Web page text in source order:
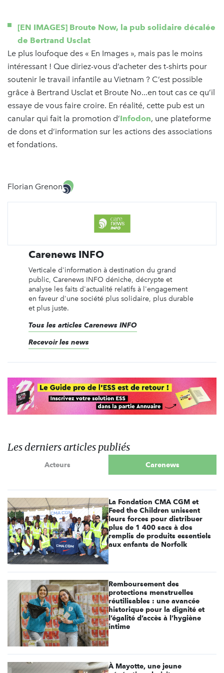
[EN IMAGES] Broute Now, la pub solidaire décalée
de Bertrand Usclat
Le plus loufoque des « En Images », mais pas le moins
intéressant ! Que diriez-vous d’acheter des t-shirts pour
soutenir le travail infantile au Vietnam ? C’est possible
grâce à Bertrand Usclat et Broute No...en tout cas ce qu’il
essaye de vous faire croire. En réalité, cette pub est un
canular qui fait la promotion d’Infodon, une plateforme
de dons et d’information sur les actions des associations
et fondations.
Florian Grenon
Carenews INFO
Verticale d'information à destination du grand
public, Carenews INFO déniche, décrypte et
analyse les faits d'actualité relatifs à l'engagement
en faveur d'une société plus solidaire, plus durable
et plus juste.
Tous les articles Carenews INFO
Recevoir les news
Les derniers articles publiés
Acteurs Carenews
La Fondation CMA CGM et
Feed the Children unissent
leurs forces pour distribuer
plus de 1 400 sacs à dos
remplis de produits essentiels
aux enfants de Norfolk
Remboursement des
protections menstruelles
réutilisables : une avancée
historique pour la dignité et
l’égalité d’accès à l’hygiène
intime
À Mayotte, une jeune